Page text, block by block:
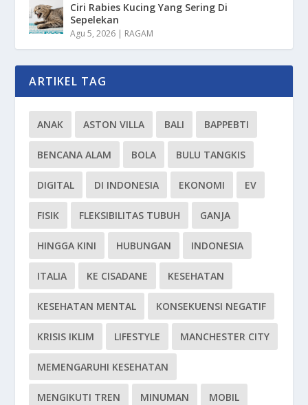
Ciri Rabies Kucing Yang Sering Di
Sepelekan
Agu 5, 2026 | RAGAM
ARTIKEL TAG
ANAK ASTON VILLA BALI BAPPEBTI
BENCANA ALAM BOLA BULU TANGKIS
DIGITAL DI INDONESIA EKONOMI EV
FISIK FLEKSIBILITAS TUBUH GANJA
HINGGA KINI HUBUNGAN INDONESIA
ITALIA KE CISADANE KESEHATAN
KESEHATAN MENTAL KONSEKUENSI NEGATIF
KRISIS IKLIM LIFESTYLE MANCHESTER CITY
MEMENGARUHI KESEHATAN
MENGIKUTI TREN MINUMAN MOBIL